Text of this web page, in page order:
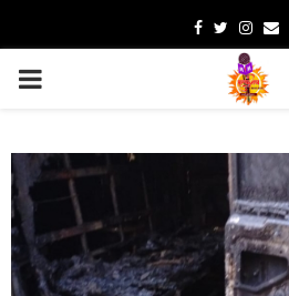
Facebook
Twitter
PRIMARY